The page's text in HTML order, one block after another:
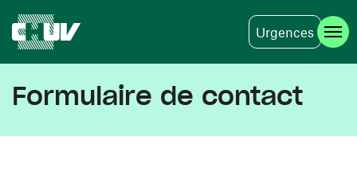
Urgences
Formulaire de contact